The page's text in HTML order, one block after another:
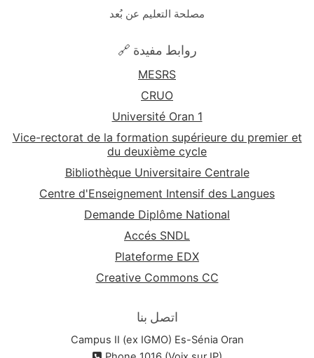
مصلحة التعليم عن بُعد
🔗 روابط مفيدة
MESRS
CRUO
Université Oran 1
Vice-rectorat de la formation supérieure du premier et
du deuxième cycle
Bibliothèque Universitaire Centrale
Centre d'Enseignement Intensif des Langues
Demande Diplôme National
Accés SNDL
Plateforme EDX
Creative Commons CC
اتصل بنا
Campus II (ex IGMO) Es-Sénia Oran